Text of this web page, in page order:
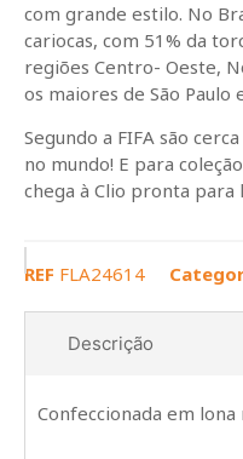
com grande estilo. No
cariocas, com 51% da
regiões Centro- Oeste,
os maiores de São Paulo
Segundo a FIFA são
no mundo! E para
chega à Clio pronta
REF FLA24614
Descrição
Confeccionada em